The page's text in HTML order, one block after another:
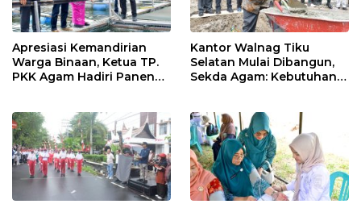
Apresiasi Kemandirian
Warga Binaan, Ketua TP.
PKK Agam Hadiri Panen
Kantor Walnag Tiku
Selatan Mulai Dibangun,
Sekda Agam: Kebutuhan